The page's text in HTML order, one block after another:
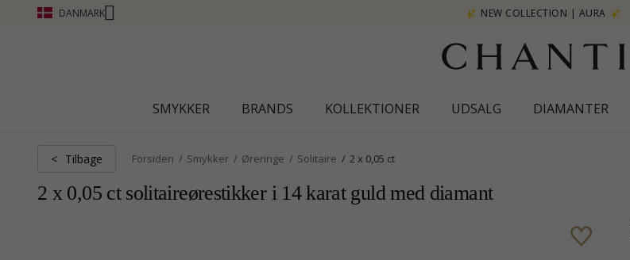
DANMARK NEW COLLECTION | AURA
SMYKKER BRANDS KOLLEKTIONER UDSALG DIAMANTER
< Tilbage Forsiden Smykker Øreringe Solitaire 2 x 0,05 ct
2 x 0,05 ct solitaireørestikker i 14 karat guld med diamant